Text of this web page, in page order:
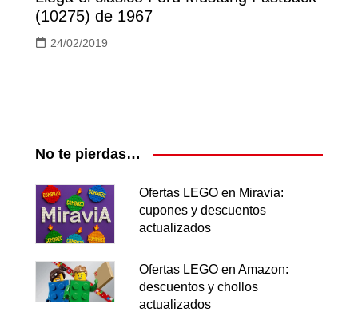
(10275) de 1967
24/02/2019
No te pierdas…
Ofertas LEGO en Miravia:
cupones y descuentos
actualizados
Ofertas LEGO en Amazon:
descuentos y chollos
actualizados